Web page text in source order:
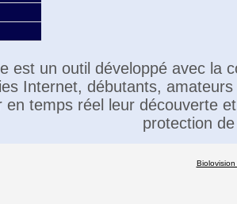
est un outil développé avec la
Internet, débutants,
en temps réel leur découverte
protection
Biolovision